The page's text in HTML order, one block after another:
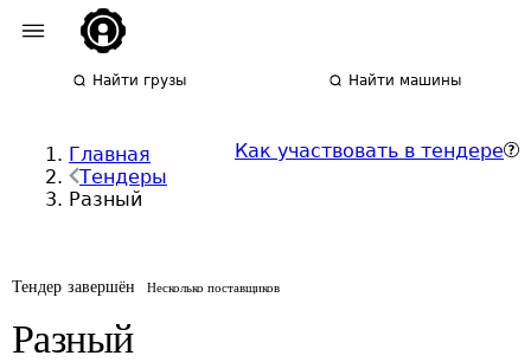
Найти грузы Найти машины
Главная
Тендеры
Разный
Как участвовать в тендере
Тендер завершён Несколько поставщиков
Разный